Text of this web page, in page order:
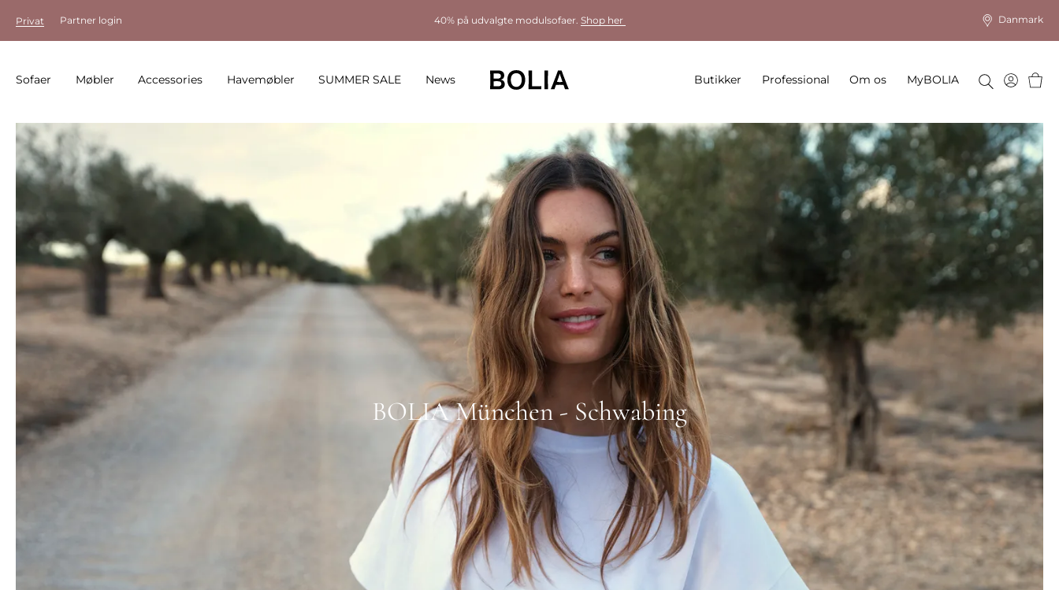
Privat Partner login 40% på udvalgte modulsofaer. Shop her Danmark
Sofaer Møbler Accessories Havemøbler SUMMER SALE News Butikker Professional Om os MyBOLIA Kurv
BOLIA München - Schwabing